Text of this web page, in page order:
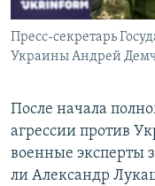
Пресс-секретарь
Украины Андрей
После начала
агрессии против
военные эксперты
ли Александр